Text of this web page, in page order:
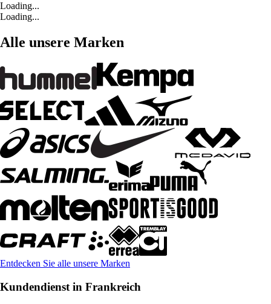
Loading...
Loading...
Alle unsere Marken
Entdecken Sie alle unsere Marken
Kundendienst in Frankreich